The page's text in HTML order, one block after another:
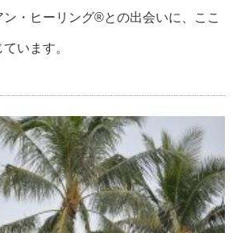
・ヒーリング®との出会いに、ここ
います。